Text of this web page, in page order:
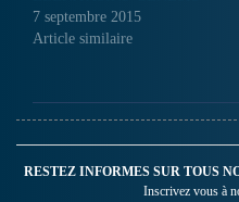
7 septembre 2015
Article similaire
RESTEZ INFORMES SUR TOUS
Inscrivez vous à